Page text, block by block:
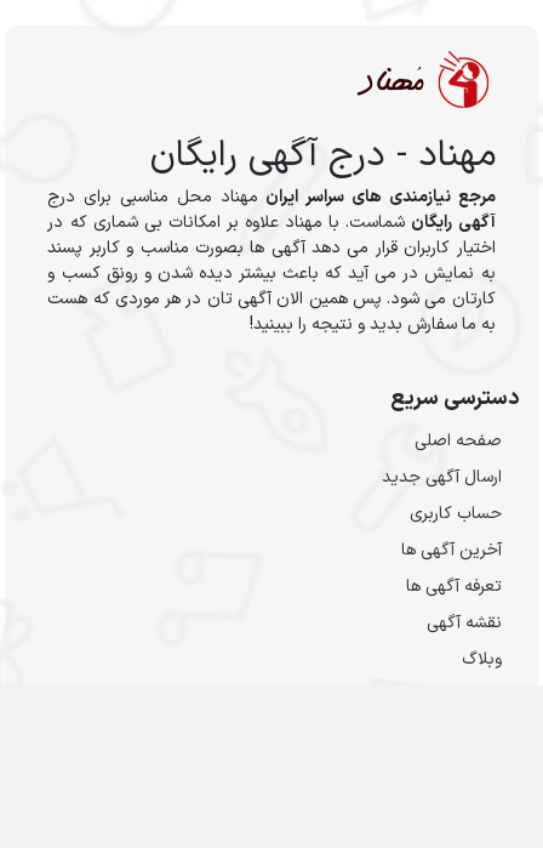
مهناد - درج آگهی رایگان
مرجع نیازمندی های سراسر ایران مهناد محل مناسبی برای درج
آگهی رایگان شماست. با مهناد علاوه بر امکانات بی شماری که در
اختیار کاربران قرار می دهد آگهی ها بصورت مناسب و کاربر پسند
به نمایش در می آید که باعث بیشتر دیده شدن و رونق کسب و
کارتان می شود. پس همین الان آگهی تان در هر موردی که هست
به ما سفارش بدید و نتیجه را ببینید!
دسترسی سریع
صفحه اصلی
ارسال‌ آگهی جدید
حساب کاربری
آخرین آگهی ها
تعرفه آگهی ها
نقشه آگهی
وبلاگ